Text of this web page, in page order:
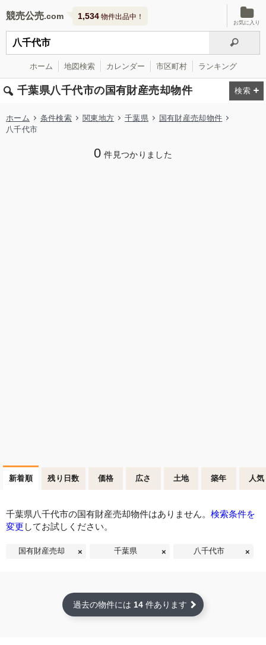
競売公売 1,534 物件出品中！
お気に入り
ホーム 地図検索 カレンダー 市区町村 ランキング
千葉県八千代市の国有財産売却物件
ホーム 条件検索 関東地方 千葉県
国有財産売却物件
八千代市
0 件見つかりました
新着順 残り日数 価格 広さ 土地 築年 人気
千葉県八千代市の国有財産売却物件はありません。 検索条件を
変更 してお試しください。
国有財産売却 千葉県 八千代市
過去の物件には 14 件あります